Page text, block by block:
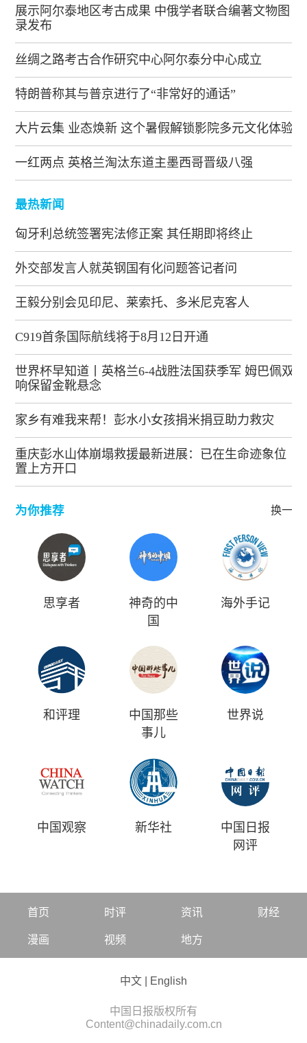
展示阿尔泰地区考古成果 中俄学者联合编著文物图
录发布
丝绸之路考古合作研究中心阿尔泰分中心成立
特朗普称其与普京进行了“非常好的通话”
大片云集 业态焕新 这个暑假解锁影院多元文化体验
一红两点 英格兰淘汰东道主墨西哥晋级八强
最热新闻
匈牙利总统签署宪法修正案 其任期即将终止
外交部发言人就英钢国有化问题答记者问
王毅分别会见印尼、莱索托、多米尼克客人
C919首条国际航线将于8月12日开通
世界杯早知道丨英格兰6-4战胜法国获季军 姆巴佩双
响保留金靴悬念
家乡有难我来帮！彭水小女孩捐米捐豆助力救灾
重庆彭水山体崩塌救援最新进展：已在生命迹象位
置上方开口
为你推荐 换一批
思享者
神奇的中
国
海外手记
和评理
中国那些
事儿
世界说
中国观察 新华社
中国日报
网评
首页 时评 资讯 财经
漫画 视频 地方
中文 English
中国日报版权所有
Content@chinadaily.com.cn